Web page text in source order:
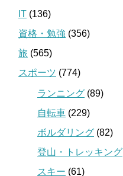
IT (136)
資格・勉強 (356)
旅 (565)
スポーツ (774)
ランニング (89)
自転車 (229)
ボルダリング (82)
登山・トレッキング
スキー (61)